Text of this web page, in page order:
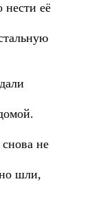
нести её
не
шли,